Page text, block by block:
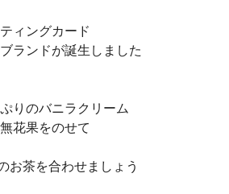
ィングカード
ランドが誕生しました
りのバニラクリーム
花果をのせて
お茶を合わせましょう